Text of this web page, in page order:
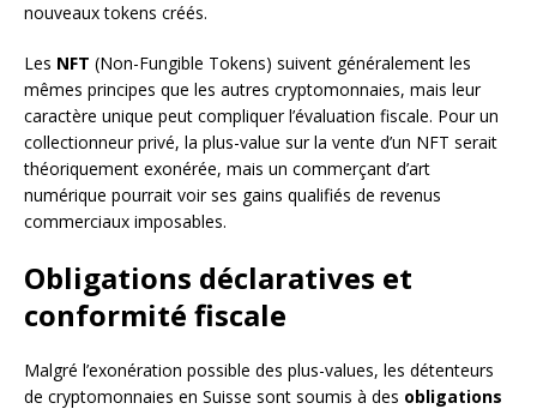
nouveaux tokens créés.
Les NFT (Non-Fungible Tokens) suivent généralement les
mêmes principes que les autres cryptomonnaies, mais leur
caractère unique peut compliquer l’évaluation fiscale. Pour un
collectionneur privé, la plus-value sur la vente d’un NFT serait
théoriquement exonérée, mais un commerçant d’art
numérique pourrait voir ses gains qualifiés de revenus
commerciaux imposables.
Obligations déclaratives et
conformité fiscale
Malgré l’exonération possible des plus-values, les détenteurs
de cryptomonnaies en Suisse sont soumis à des obligations